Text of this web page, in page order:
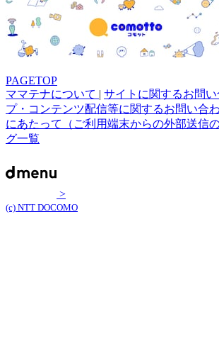
PAGETOP
ママテナについて | サイトに関するお問
プ・コンテンツ配信等に関するお問い合
にあたって（ご利用端末からの外部送信
グ一覧
>
(c) NTT DOCOMO